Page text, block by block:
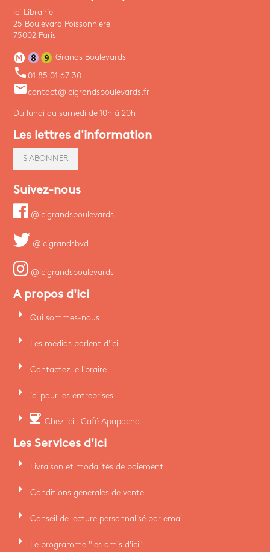
Ici Librairie
25 Boulevard Poissonnière
75002 Paris
Grands Boulevards
phone 01 85 01 67 30
emailcontact@icigrandsboulevards.fr
Du lundi au samedi de 10h à 20h
Les lettres d'information
S'ABONNER
Suivez-nous
@icigrandsboulevards
@icigrandsbvd
@icigrandsboulevards
A propos d'ici
arrow_right Qui sommes-nous
arrow_right Les médias parlent d'ici
arrow_right Contactez le libraire
arrow_right ici pour les entreprises
arrow_right coffee Chez ici : Café Apapacho
Les Services d'ici
arrow_right Livraison et modalités de paiement
arrow_right Conditions générales de vente
arrow_right Conseil de lecture personnalisé par email
arrow_right Le programme "les amis d'ici"